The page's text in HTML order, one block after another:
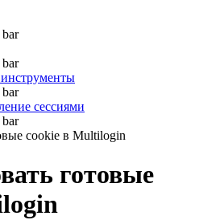
сессиями
cookie в Multilogin
готовые